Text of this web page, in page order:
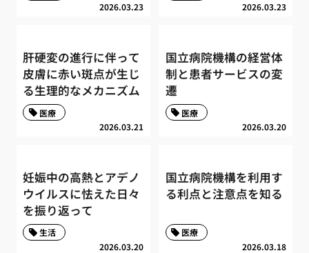
2026.03.23 2026.03.23
肝硬変の進行に伴って
皮膚に赤い斑点が生じ
る生理的なメカニズム
2026.03.21
医療
国立病院機構の経営体
制と患者サービスの変
遷
2026.03.20
医療
妊娠中の高熱とアデノ
ウイルスに怯えた日々
を振り返って
2026.03.20
生活
国立病院機構を利用す
る利点と注意点を知る
2026.03.18
医療